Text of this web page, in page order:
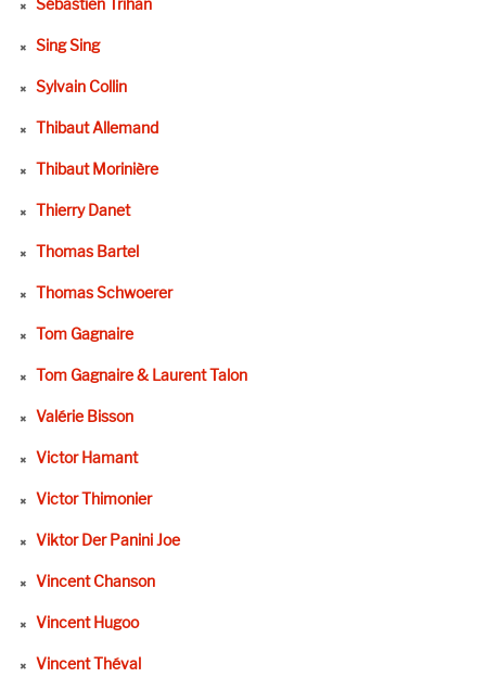
Sébastien Trihan
Sing Sing
Sylvain Collin
Thibaut Allemand
Thibaut Morinière
Thierry Danet
Thomas Bartel
Thomas Schwoerer
Tom Gagnaire
Tom Gagnaire & Laurent Talon
Valérie Bisson
Victor Hamant
Victor Thimonier
Viktor Der Panini Joe
Vincent Chanson
Vincent Hugoo
Vincent Théval